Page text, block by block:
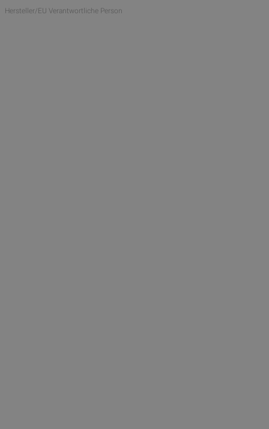
Hersteller/EU Verantwortliche Person